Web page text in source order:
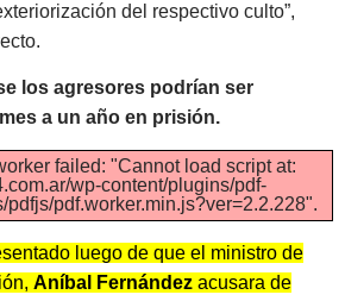
del respectivo culto”,
los agresores podrían ser
a un año en prisión.
failed: "Cannot load script at:
wp-content/plugins/pdf-
pdfjs/pdf.worker.min.js?ver=2.2.228".
luego de que el ministro de
Aníbal Fernández acusara de